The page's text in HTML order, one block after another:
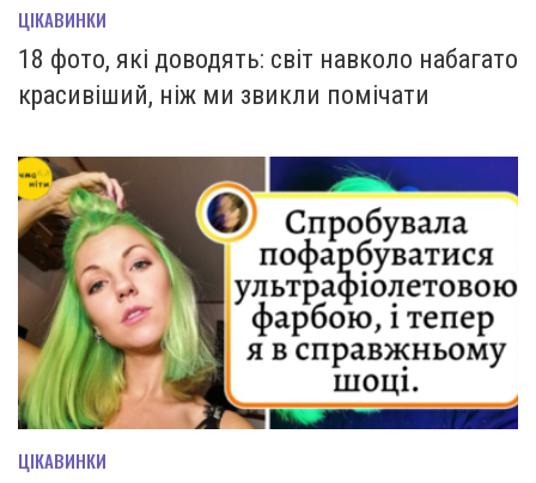
ЦІКАВИНКИ
18 фото, які доводять: світ навколо набагато
красивіший, ніж ми звикли помічати
ЦІКАВИНКИ